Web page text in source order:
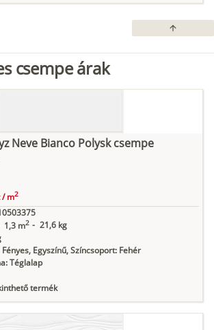
arrow_upward
csempe árak
Neve Bianco Polysk csempe
/m2
1,3 m2 - 21,6 kg
Fényes, Egyszínű, Színcsoport: Fehér
Téglalap
termék